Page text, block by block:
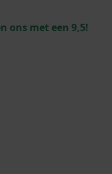
ons met een 9,5!